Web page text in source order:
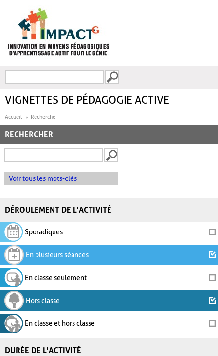
FORMULAIRE DE
VIGNETTES DE PÉDAGOGIE ACTIVE
Accueil Recherche
RECHERCHER
Voir tous les mots-clés
DÉROULEMENT DE L'ACTIVITÉ
Sporadiques
En plusieurs séances
En classe seulement
Hors classe
En classe et hors classe
DURÉE DE L'ACTIVITÉ